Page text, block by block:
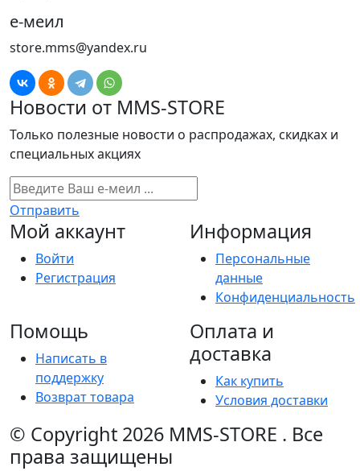
е-меил
store.mms@yandex.ru
Новости от MMS-STORE
Только полезные новости о распродажах, скидках и
специальных акциях
Отправить
Мой аккаунт
Войти
Регистрация
Информация
Персональные
данные
Конфиденциальность
Помощь
Написать в
поддержку
Возврат товара
Оплата и
доставка
Как купить
Условия доставки
© Copyright 2026 MMS-STORE . Все
права защищены